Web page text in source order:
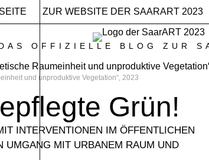
ZUR WEBSITE DER SAARART 2023
OFFIZIELLE BLOG ZUR
und unproduktive Vegetation“, 2023
Grün!
INTERVENTIONEN IM ÖFFENTLICHEN
UMGANG MIT URBANEM RAUM UND